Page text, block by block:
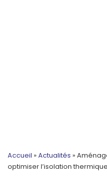
Accueil » Actualités »
optimiser l’isolation